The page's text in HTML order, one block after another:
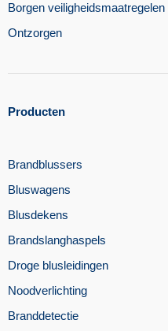
Borgen veiligheidsmaatregelen​
Ontzorgen
Producten
Brandblussers
Bluswagens
Blusdekens
Brandslanghaspels
Droge blusleidingen
Noodverlichting
Branddetectie